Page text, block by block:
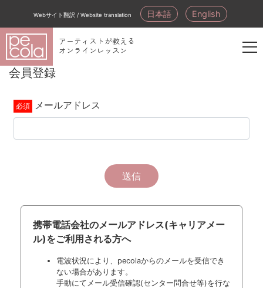
Webサイト翻訳 / Website translation 日本語 English
アーティストが教える
オンラインレッスン
登
録
会員登録
メールアドレス
送信
携帯電話会社のメールアドレス(キャリアメー
ル)をご利用される方へ
電波状況により、pecolaからのメールを受信でき
ない場合があります。
手動にてメール受信確認(センター問合せ等)を行な